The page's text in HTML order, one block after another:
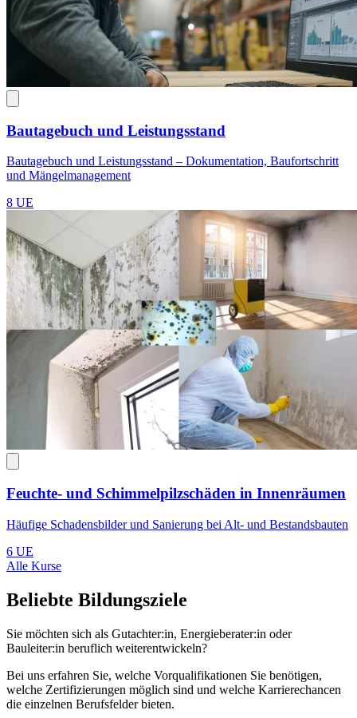
Bautagebuch und Leistungsstand
Bautagebuch und Leistungsstand – Dokumentation, Baufortschritt
und Mängelmanagement
8 UE
Feuchte- und Schimmelpilzschäden in Innenräumen
Häufige Schadensbilder und Sanierung bei Alt- und Bestandsbauten
6 UE
Alle Kurse
Beliebte Bildungsziele
Sie möchten sich als Gutachter:in, Energieberater:in oder
Bauleiter:in beruflich weiterentwickeln?
Bei uns erfahren Sie, welche Vorqualifikationen Sie benötigen,
welche Zertifizierungen möglich sind und welche Karrierechancen
die einzelnen Berufsfelder bieten.